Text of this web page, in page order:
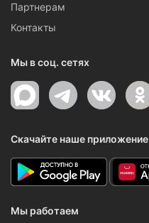
Партнерам
Контакты
Мы в соц. сетях
Скачайте наше приложение
Мы работаем